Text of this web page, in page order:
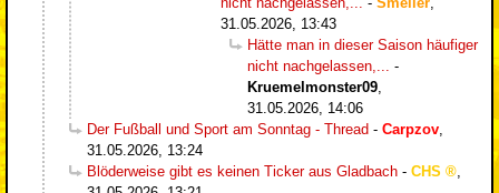
31.05.2026, 13:43
Hätte man in dieser Saison häufiger
nicht nachgelassen,...
-
Kruemelmonster09
31.05.2026, 14:06
Der Fußball und Sport am Sonntag - Thread - Carpzov
31.05.2026, 13:24
Blöderweise gibt es keinen Ticker aus Gladbach - CHS